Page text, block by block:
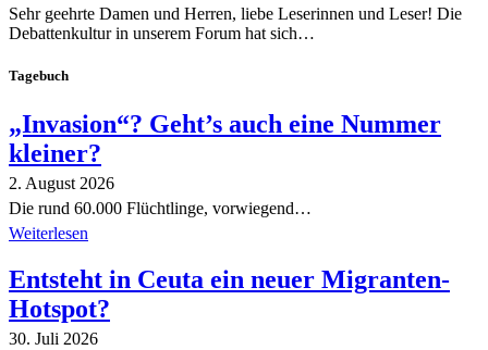
Sehr geehrte Damen und Herren, liebe Leserinnen und Leser! Die
Debattenkultur in unserem Forum hat sich…
Tagebuch
„Invasion“? Geht’s auch eine Nummer
kleiner?
2. August 2026
Die rund 60.000 Flüchtlinge, vorwiegend…
Weiterlesen
Entsteht in Ceuta ein neuer Migranten-
Hotspot?
30. Juli 2026